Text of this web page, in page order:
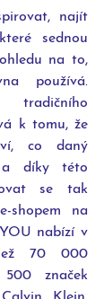
najít
sednou
na to,
používá.
tradičního
k tomu, že
co daný
a díky této
se tak
shopem na
nabízí v
70 000
značek